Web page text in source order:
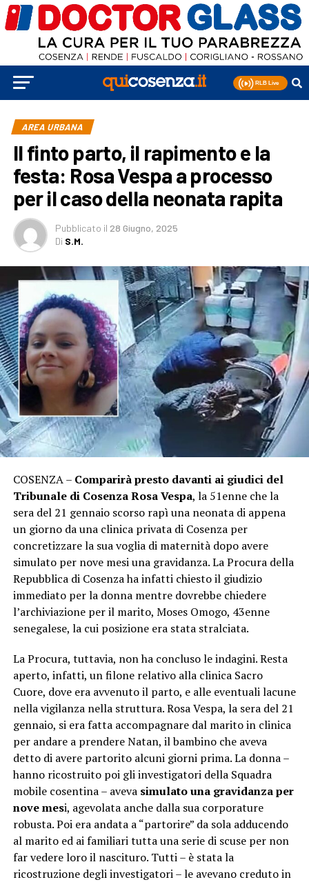
AREA URBANA
Il finto parto, il rapimento e la
festa: Rosa Vespa a processo
per il caso della neonata rapita
Pubblicato il 28 Giugno, 2025
Di S.M.
COSENZA – Comparirà presto davanti ai giudici del
Tribunale di Cosenza Rosa Vespa, la 51enne che la
sera del 21 gennaio scorso rapì una neonata di appena
un giorno da una clinica privata di Cosenza per
concretizzare la sua voglia di maternità dopo avere
simulato per nove mesi una gravidanza. La Procura della
Repubblica di Cosenza ha infatti chiesto il giudizio
immediato per la donna mentre dovrebbe chiedere
l’archiviazione per il marito, Moses Omogo, 43enne
senegalese, la cui posizione era stata stralciata.
La Procura, tuttavia, non ha concluso le indagini. Resta
aperto, infatti, un filone relativo alla clinica Sacro
Cuore, dove era avvenuto il parto, e alle eventuali lacune
nella vigilanza nella struttura. Rosa Vespa, la sera del 21
gennaio, si era fatta accompagnare dal marito in clinica
per andare a prendere Natan, il bambino che aveva
detto di avere partorito alcuni giorni prima. La donna –
hanno ricostruito poi gli investigatori della Squadra
mobile cosentina – aveva simulato una gravidanza per
nove mesi, agevolata anche dalla sua corporature
robusta. Poi era andata a “partorire” da sola adducendo
al marito ed ai familiari tutta una serie di scuse per non
far vedere loro il nascituro. Tutti – è stata la
ricostruzione degli investigatori – le avevano creduto in